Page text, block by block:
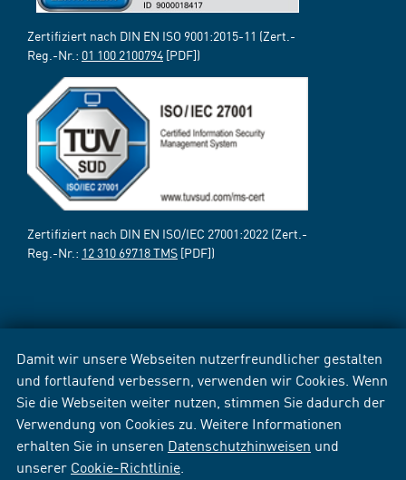
Damit wir unsere Webseiten nutzerfreundlicher gestalten
und fortlaufend verbessern, verwenden wir Cookies. Wenn
Sie die Webseiten weiter nutzen, stimmen Sie dadurch der
Verwendung von Cookies zu. Weitere Informationen
erhalten Sie in unseren Datenschutzhinweisen und
unserer Cookie-Richtlinie
Zertifiziert nach DIN EN ISO 9001:2015-11 (Zert.-
Reg.-Nr.: 01 100 2100794 [PDF])
Zertifiziert nach DIN EN ISO/IEC 27001:2022 (Zert.-
Reg.-Nr.: 12 310 69718 TMS [PDF])